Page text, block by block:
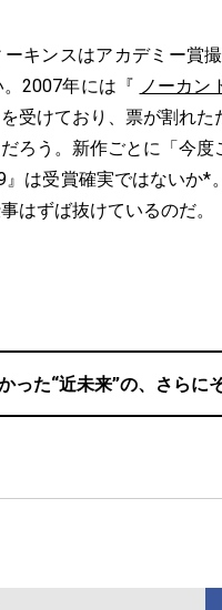
キンスはアカデミー賞
2007年には『 ノーカン
受けており、票が割れた
ろう。新作ごとに「今
』は受賞確実ではないか
はずば抜けているのだ
った“近未来”の、さらに